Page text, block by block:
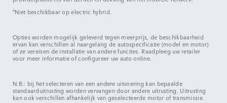
6Niet beschikbaar op electric hybrid.
Opties worden mogelijk geleverd tegen meerprijs, de beschikbaarheid
ervan kan verschillen al naargelang de autospecificatie (model en motor)
of ze vereisen de installatie van andere functies. Raadpleeg uw retailer
voor meer informatie of configureer uw auto online.
N.B.: bij het selecteren van een andere uitvoering kan bepaalde
standaarduitrusting worden vervangen door andere uitrusting. Uitrusting
kan ook verschillen afhankelijk van geselecteerde motor of transmissie.